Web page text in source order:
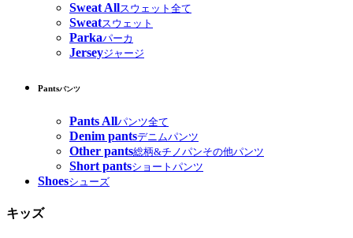
Sweat Allスウェット全て
Sweatスウェット
Parkaパーカ
Jerseyジャージ
Pantsパンツ
Pants Allパンツ全て
Denim pantsデニムパンツ
Other pants総柄&チノパンその他パンツ
Short pantsショートパンツ
Shoesシューズ
キッズ